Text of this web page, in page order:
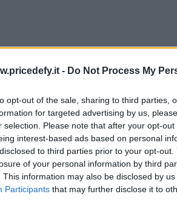
- Do Not Process My
opt-out of the sale, sharing to third parties,
for targeted advertising by us,
selection. Please note that after your opt-
interest-based ads based on personal
to third parties prior to your opt-
of your personal information by third
This information may also be disclosed by
Participants that may further disclose it to
Footea sono estremamente
miglioramenti evidenti nella
la semplicità d’uso della
sui piedi.